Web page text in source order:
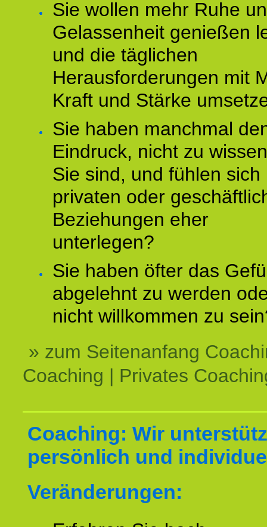
Sie wollen mehr Ruhe
Gelassenheit genießen
und die täglichen
Herausforderungen mit
Kraft und Stärke
Sie haben manchmal
Eindruck, nicht zu
Sie sind, und fühlen sich
privaten oder
Beziehungen eher
unterlegen?
Sie haben öfter das
abgelehnt zu werden
nicht willkommen zu
» zum Seitenanfang
Coaching | Privates
Coaching: Wir
persönlich und
Veränderungen: